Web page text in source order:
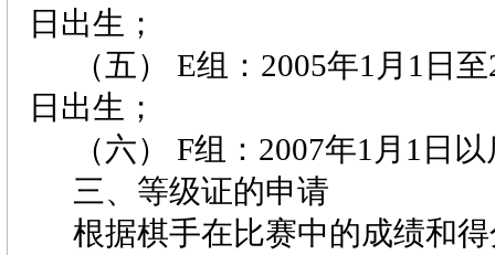
日 出生；
（五） E组： 2005年1 月 1 日 至
日 出生；
（六） F组： 2007年1 月 1 日
三、等级证的申请
根据棋手在比赛中的成绩和